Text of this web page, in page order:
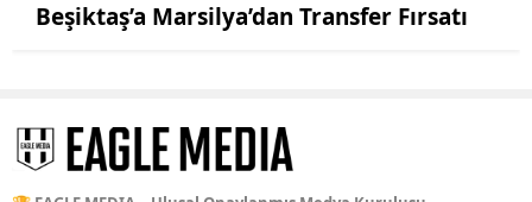
Beşiktaş’a Marsilya’dan Transfer Fırsatı